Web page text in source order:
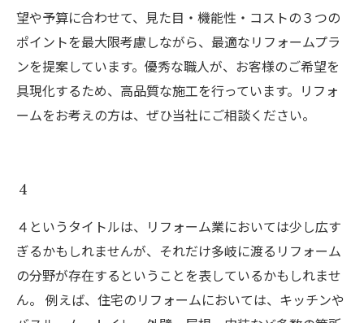
望や予算に合わせて、見た目・機能性・コストの３つの
ポイントを最大限考慮しながら、最適なリフォームプラ
ンを提案しています。優秀な職人が、お客様のご希望を
具現化するため、高品質な施工を行っています。リフォ
ームをお考えの方は、ぜひ当社にご相談ください。
４
４というタイトルは、リフォーム業においては少し広す
ぎるかもしれませんが、それだけ多岐に渡るリフォーム
の分野が存在するということを表しているかもしれませ
ん。 例えば、住宅のリフォームにおいては、キッチンや